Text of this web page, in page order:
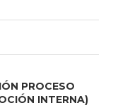
PROCESO
INTERNA)